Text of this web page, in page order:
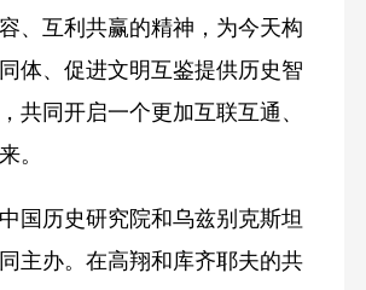
、互利共赢的精神，为今天构
体、促进文明互鉴提供历史智
共同开启一个更加互联互通、
。
历史研究院和乌兹别克斯坦
主办。在高翔和库齐耶夫的共